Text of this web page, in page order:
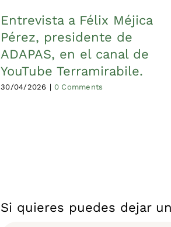
Entrevista a Félix Méjica
Pérez, presidente de
ADAPAS, en el canal de
YouTube Terramirabile.
30/04/2026 | 0 Comments
Si quieres puedes dejar